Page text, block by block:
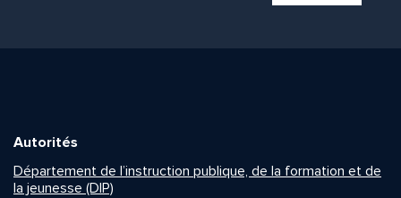
Autorités
Département de l’instruction publique, de la formation et de
la jeunesse (DIP)